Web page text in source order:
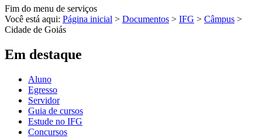
Fim do menu de serviços
Você está aqui: Página inicial > Documentos > IFG > Câmpus >
Cidade de Goiás
Em destaque
Aluno
Egresso
Servidor
Guia de cursos
Estude no IFG
Concursos